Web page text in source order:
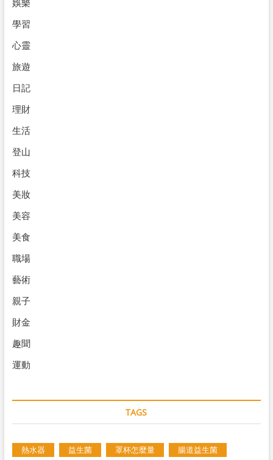
娛樂
學習
心靈
旅遊
日記
理財
生活
登山
科技
美妝
美容
美食
職場
藝術
親子
財金
趣聞
運動
TAGS
熱水器 益生菌 罩杯怎麼量 腸道益生菌